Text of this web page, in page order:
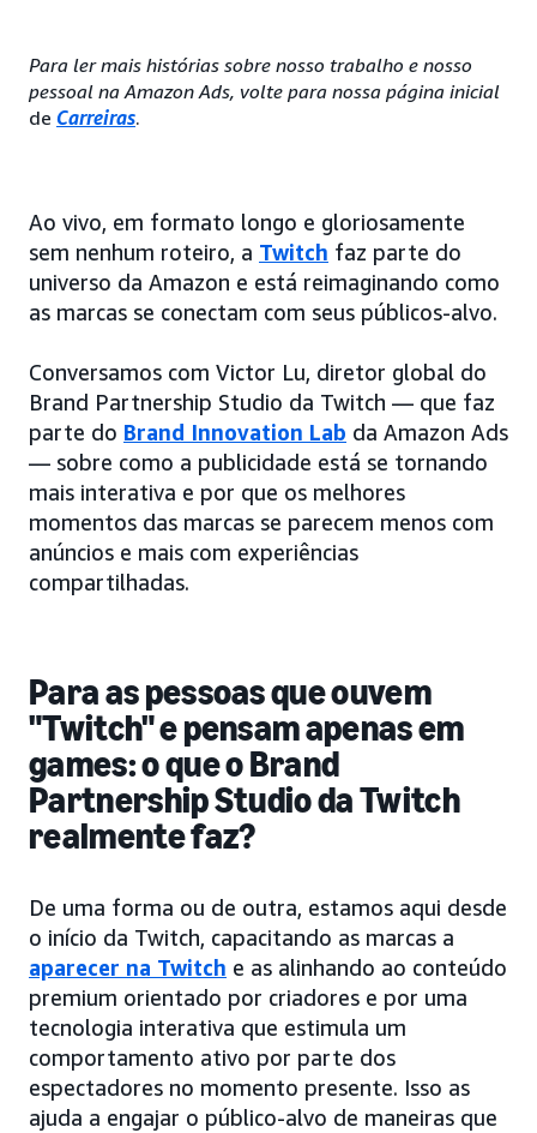
Para ler mais histórias sobre nosso trabalho e nosso
pessoal na Amazon Ads, volte para nossa página inicial
de Carreiras.
Ao vivo, em formato longo e gloriosamente
sem nenhum roteiro, a Twitch faz parte do
universo da Amazon e está reimaginando como
as marcas se conectam com seus públicos-alvo.
Conversamos com Victor Lu, diretor global do
Brand Partnership Studio da Twitch — que faz
parte do Brand Innovation Lab da Amazon Ads
— sobre como a publicidade está se tornando
mais interativa e por que os melhores
momentos das marcas se parecem menos com
anúncios e mais com experiências
compartilhadas.
Para as pessoas que ouvem
"Twitch" e pensam apenas em
games: o que o Brand
Partnership Studio da Twitch
realmente faz?
De uma forma ou de outra, estamos aqui desde
o início da Twitch, capacitando as marcas a
aparecer na Twitch e as alinhando ao conteúdo
premium orientado por criadores e por uma
tecnologia interativa que estimula um
comportamento ativo por parte dos
espectadores no momento presente. Isso as
ajuda a engajar o público-alvo de maneiras que